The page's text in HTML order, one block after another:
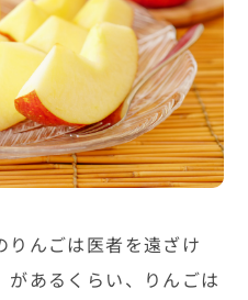
りんごは医者を遠ざけ
があるくらい、りんごは